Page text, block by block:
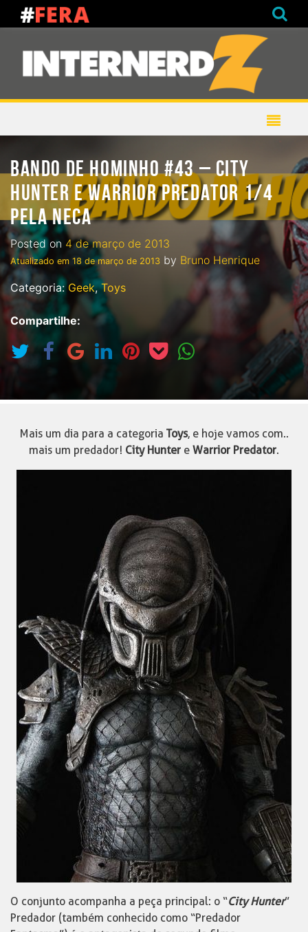
BANDO DE HOMINHO #43 – CITY
HUNTER E WARRIOR PREDATOR 1/4
PELA NECA
Posted on 4 de março de 2013
Atualizado em 18 de março de 2013 by Bruno Henrique
Categoria: Geek,Toys
Compartilhe:
Mais um dia para a categoria Toys, e hoje vamos com..
mais um predador! City Hunter e Warrior Predator.
O conjunto acompanha a peça principal: o “City Hunter”
Predador (também conhecido como “Predador